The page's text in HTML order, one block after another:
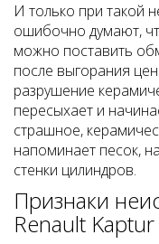
И только при такой
ошибочно думают,
можно поставить
после выгорания
разрушение
пересыхает и
страшное,
напоминает песок,
стенки цилиндров.
Признаки
Renault Kaptur